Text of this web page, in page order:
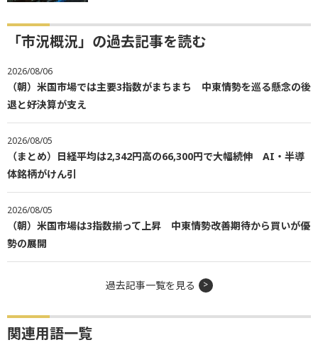
「市況概況」の過去記事を読む
2026/08/06
（朝）米国市場では主要3指数がまちまち 中東情勢を巡る懸念の後
退と好決算が支え
2026/08/05
（まとめ）日経平均は2,342円高の66,300円で大幅続伸 AI・半導
体銘柄がけん引
2026/08/05
（朝）米国市場は3指数揃って上昇 中東情勢改善期待から買いが優
勢の展開
過去記事一覧を見る
関連用語一覧